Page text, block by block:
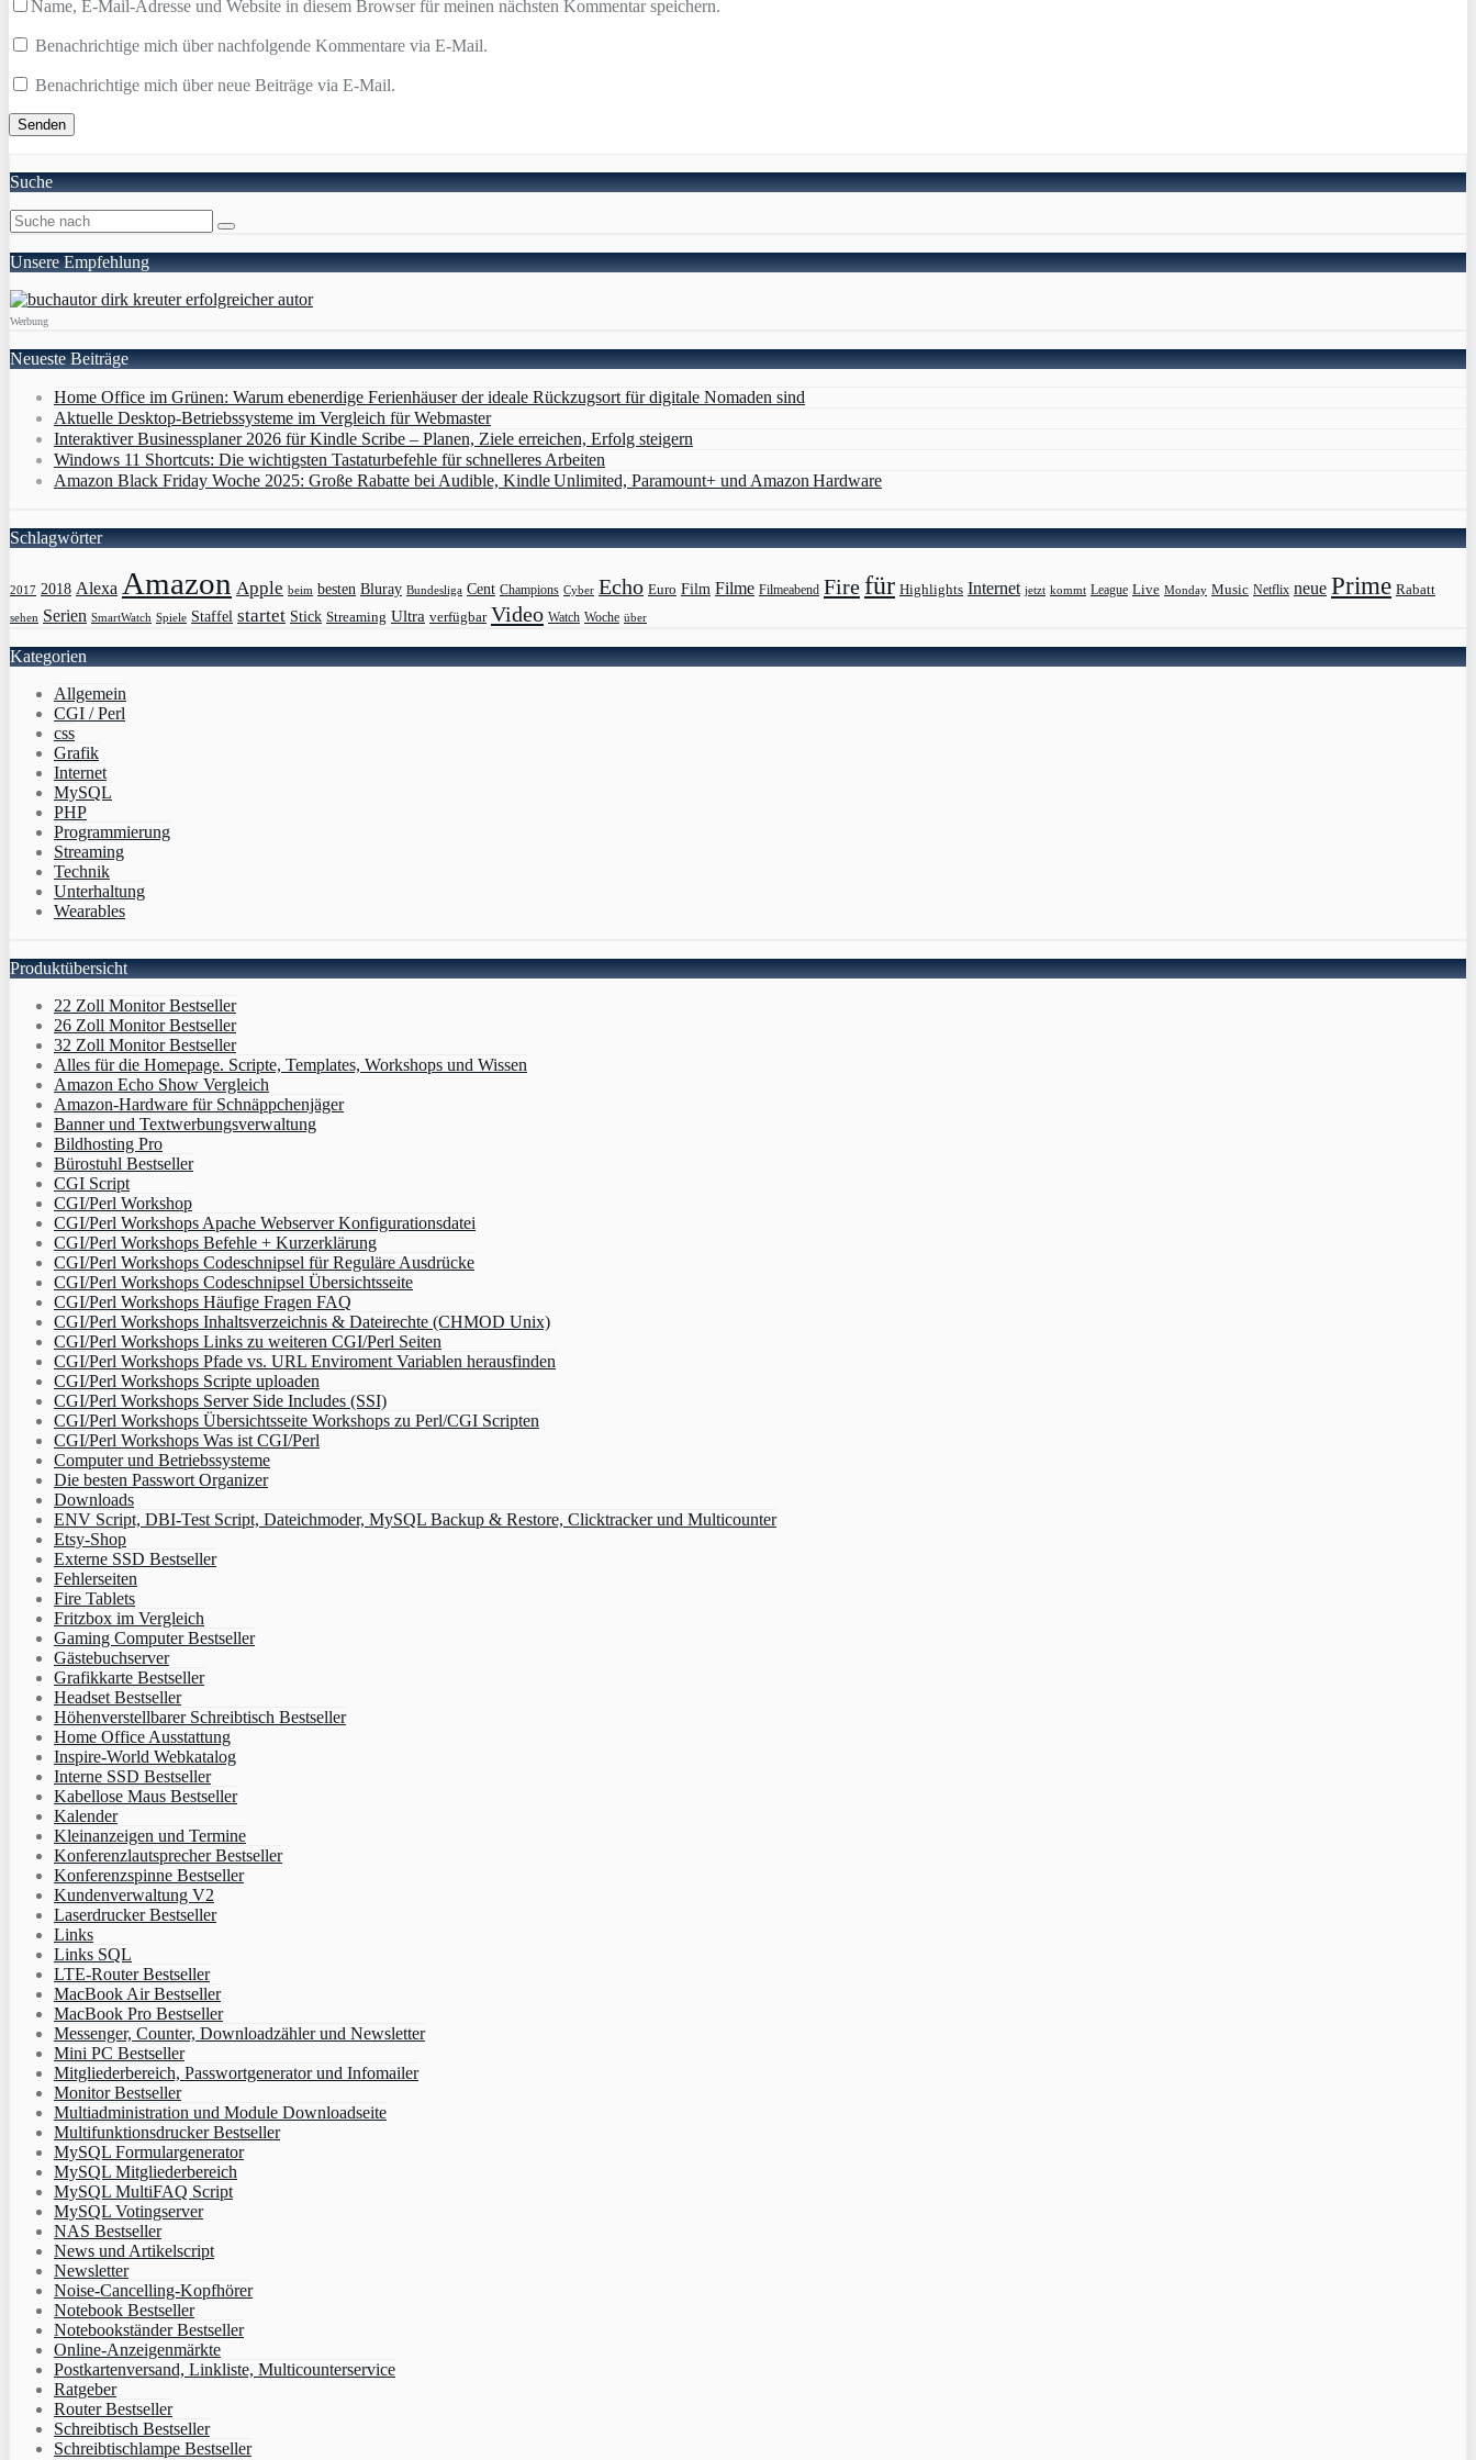
Name, E-Mail-Adresse und Website in diesem Browser für meinen nächsten Kommentar speichern.
Benachrichtige mich über nachfolgende Kommentare via E-Mail.
Benachrichtige mich über neue Beiträge via E-Mail.
Suche
Unsere Empfehlung
Werbung
Neueste Beiträge
Home Office im Grünen: Warum ebenerdige Ferienhäuser der ideale Rückzugsort für digitale Nomaden sind
Aktuelle Desktop-Betriebssysteme im Vergleich für Webmaster
Interaktiver Businessplaner 2026 für Kindle Scribe – Planen, Ziele erreichen, Erfolg steigern
Windows 11 Shortcuts: Die wichtigsten Tastaturbefehle für schnelleres Arbeiten
Amazon Black Friday Woche 2025: Große Rabatte bei Audible, Kindle Unlimited, Paramount+ und Amazon Hardware
Schlagwörter
2017 2018 Alexa Amazon Apple beim besten Bluray Bundesliga Cent Champions Cyber Echo Euro Film Filme Filmeabend Firefür Highlights Internet jetzt kommt League Live Monday Music Netflix neue Prime Rabatt
sehen Serien SmartWatch Spiele Staffel startet Stick Streaming Ultra verfügbar Video Watch Woche über
Kategorien
Allgemein
CGI / Perl
css
Grafik
Internet
MySQL
PHP
Programmierung
Streaming
Technik
Unterhaltung
Wearables
Produktübersicht
22 Zoll Monitor Bestseller
26 Zoll Monitor Bestseller
32 Zoll Monitor Bestseller
Alles für die Homepage. Scripte, Templates, Workshops und Wissen
Amazon Echo Show Vergleich
Amazon-Hardware für Schnäppchenjäger
Banner und Textwerbungsverwaltung
Bildhosting Pro
Bürostuhl Bestseller
CGI Script
CGI/Perl Workshop
CGI/Perl Workshops Apache Webserver Konfigurationsdatei
CGI/Perl Workshops Befehle + Kurzerklärung
CGI/Perl Workshops Codeschnipsel für Reguläre Ausdrücke
CGI/Perl Workshops Codeschnipsel Übersichtsseite
CGI/Perl Workshops Häufige Fragen FAQ
CGI/Perl Workshops Inhaltsverzeichnis & Dateirechte (CHMOD Unix)
CGI/Perl Workshops Links zu weiteren CGI/Perl Seiten
CGI/Perl Workshops Pfade vs. URL Enviroment Variablen herausfinden
CGI/Perl Workshops Scripte uploaden
CGI/Perl Workshops Server Side Includes (SSI)
CGI/Perl Workshops Übersichtsseite Workshops zu Perl/CGI Scripten
CGI/Perl Workshops Was ist CGI/Perl
Computer und Betriebssysteme
Die besten Passwort Organizer
Downloads
ENV Script, DBI-Test Script, Dateichmoder, MySQL Backup & Restore, Clicktracker und Multicounter
Etsy-Shop
Externe SSD Bestseller
Fehlerseiten
Fire Tablets
Fritzbox im Vergleich
Gaming Computer Bestseller
Gästebuchserver
Grafikkarte Bestseller
Headset Bestseller
Höhenverstellbarer Schreibtisch Bestseller
Home Office Ausstattung
Inspire-World Webkatalog
Interne SSD Bestseller
Kabellose Maus Bestseller
Kalender
Kleinanzeigen und Termine
Konferenzlautsprecher Bestseller
Konferenzspinne Bestseller
Kundenverwaltung V2
Laserdrucker Bestseller
Links
Links SQL
LTE-Router Bestseller
MacBook Air Bestseller
MacBook Pro Bestseller
Messenger, Counter, Downloadzähler und Newsletter
Mini PC Bestseller
Mitgliederbereich, Passwortgenerator und Infomailer
Monitor Bestseller
Multiadministration und Module Downloadseite
Multifunktionsdrucker Bestseller
MySQL Formulargenerator
MySQL Mitgliederbereich
MySQL MultiFAQ Script
MySQL Votingserver
NAS Bestseller
News und Artikelscript
Newsletter
Noise-Cancelling-Kopfhörer
Notebook Bestseller
Notebookständer Bestseller
Online-Anzeigenmärkte
Postkartenversand, Linkliste, Multicounterservice
Ratgeber
Router Bestseller
Schreibtisch Bestseller
Schreibtischlampe Bestseller